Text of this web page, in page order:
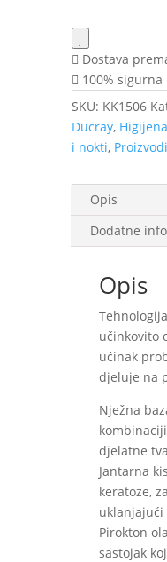
perut
200
ml
količina
Dostava
100% sigurna
SKU: KK1506
Ducray,
i nokti,
Opis
Dodatne
Opis
Tehnologija
učinkovito
učinak
djeluje na
Nježna
djelatne
Jantarna
keratoze,
Pirokton
sastojak